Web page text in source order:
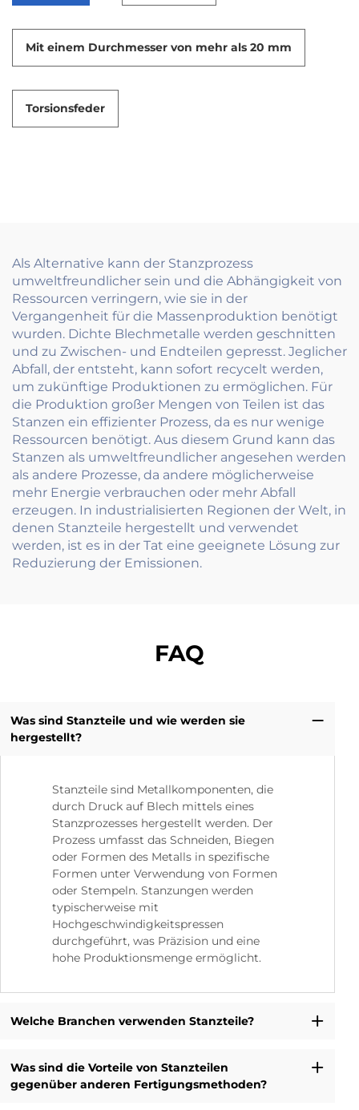
Mit einem Durchmesser von mehr als 20 mm
Torsionsfeder
Als Alternative kann der Stanzprozess
umweltfreundlicher sein und die Abhängigkeit von
Ressourcen verringern, wie sie in der
Vergangenheit für die Massenproduktion benötigt
wurden. Dichte Blechmetalle werden geschnitten
und zu Zwischen- und Endteilen gepresst. Jeglicher
Abfall, der entsteht, kann sofort recycelt werden,
um zukünftige Produktionen zu ermöglichen. Für
die Produktion großer Mengen von Teilen ist das
Stanzen ein effizienter Prozess, da es nur wenige
Ressourcen benötigt. Aus diesem Grund kann das
Stanzen als umweltfreundlicher angesehen werden
als andere Prozesse, da andere möglicherweise
mehr Energie verbrauchen oder mehr Abfall
erzeugen. In industrialisierten Regionen der Welt, in
denen Stanzteile hergestellt und verwendet
werden, ist es in der Tat eine geeignete Lösung zur
Reduzierung der Emissionen.
FAQ
Was sind Stanzteile und wie werden sie
hergestellt?
Stanzteile sind Metallkomponenten, die
durch Druck auf Blech mittels eines
Stanzprozesses hergestellt werden. Der
Prozess umfasst das Schneiden, Biegen
oder Formen des Metalls in spezifische
Formen unter Verwendung von Formen
oder Stempeln. Stanzungen werden
typischerweise mit
Hochgeschwindigkeitspressen
durchgeführt, was Präzision und eine
hohe Produktionsmenge ermöglicht.
Welche Branchen verwenden Stanzteile?
Was sind die Vorteile von Stanzteilen
gegenüber anderen Fertigungsmethoden?